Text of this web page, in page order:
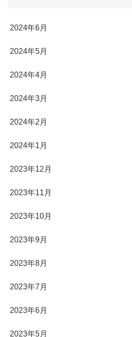
2024年6月
2024年5月
2024年4月
2024年3月
2024年2月
2024年1月
2023年12月
2023年11月
2023年10月
2023年9月
2023年8月
2023年7月
2023年6月
2023年5月